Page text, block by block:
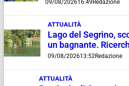
09/08/202616:49 Redazione
ATTUALITÀ
Lago del Segrino,
un bagnante.
09/08/202613:52Redazione
ATTUALITÀ